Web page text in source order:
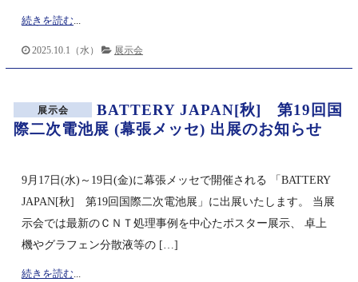
続きを読む...
2025.10.1（水） 展示会
展示会
BATTERY JAPAN[秋] 第19回国
際二次電池展 (幕張メッセ) 出展のお知らせ
9月17日(水)～19日(金)に幕張メッセで開催される 「BATTERY
JAPAN[秋] 第19回国際二次電池展」に出展いたします。 当展
示会では最新のＣＮＴ処理事例を中心たポスター展示、 卓上
機やグラフェン分散液等の […]
続きを読む...